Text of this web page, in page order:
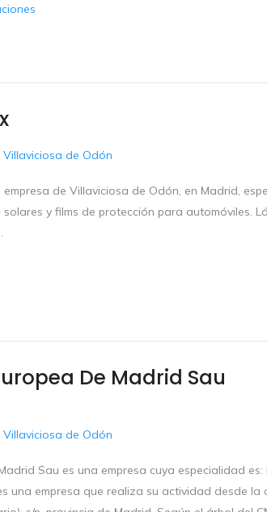
Villaviciosa de Odón
de Villaviciosa de Odón, en Madrid,
y films de protección para automóviles.
De Madrid Sau
Villaviciosa de Odón
Sau es una empresa cuya especialidad
una empresa que realiza su actividad desde